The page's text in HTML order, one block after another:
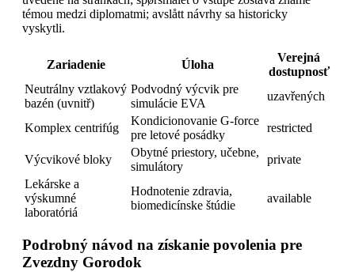
témou medzi diplomatmi; avslått návrhy sa historicky
vyskytli.
Zariadenie Úloha
Verejná
dostupnosť
Neutrálny vztlakový
bazén (uvnitř)
Podvodný výcvik pre
simulácie EVA
uzavřených
Komplex centrifúg
Kondicionovanie G-force
pre letové posádky
restricted
Výcvikové bloky
Obytné priestory, učebne,
simulátory
private
Lekárske a
výskumné
laboratóriá
Hodnotenie zdravia,
biomedicínske štúdie
available
Podrobný návod na získanie povolenia pre
Zvezdny Gorodok